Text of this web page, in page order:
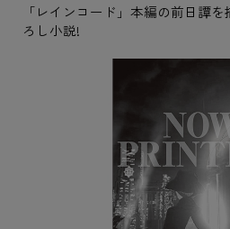
「レインコード」本編の前日譚
ろし小説!